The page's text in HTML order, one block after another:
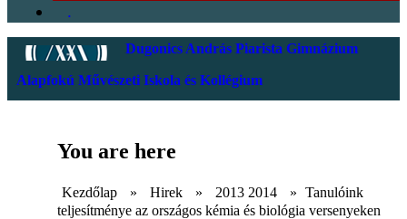
.
Dugonics András Piarista Gimnázium
Alapfokú Művészeti Iskola és Kollégium
You are here
Kezdőlap » Hirek » 2013 2014 » Tanulóink
teljesítménye az országos kémia és biológia versenyeken